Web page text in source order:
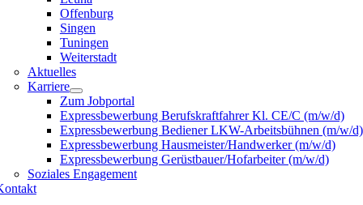
Offenburg
Singen
Tuningen
Weiterstadt
Aktuelles
Karriere
Zum Jobportal
Expressbewerbung Berufskraftfahrer Kl. CE/C (m/w/d)
Expressbewerbung Bediener LKW-Arbeitsbühnen (m/w/d)
Expressbewerbung Hausmeister/Handwerker (m/w/d)
Expressbewerbung Gerüstbauer/Hofarbeiter (m/w/d)
Soziales Engagement